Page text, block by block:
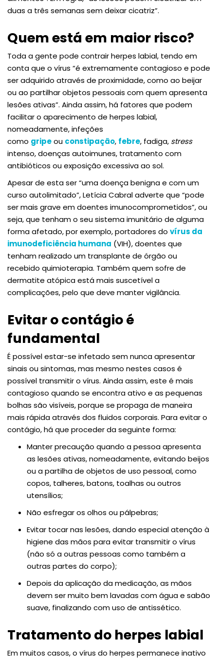
duas a três semanas sem deixar cicatriz”.
Quem está em maior risco?
Toda a gente pode contrair herpes labial, tendo em
conta que o vírus “é extremamente contagioso e pode
ser adquirido através de proximidade, como ao beijar
ou ao partilhar objetos pessoais com quem apresenta
lesões ativas”. Ainda assim, há fatores que podem
facilitar o aparecimento de herpes labial,
nomeadamente, infeções
como gripeou constipação, febre, fadiga, stress
intenso, doenças autoimunes, tratamento com
antibióticos ou exposição excessiva ao sol.
Apesar de esta ser “uma doença benigna e com um
curso autolimitado”, Letícia Cabral adverte que “pode
ser mais grave em doentes imunocomprometidos”, ou
seja, que tenham o seu sistema imunitário de alguma
forma afetado, por exemplo, portadores do vírus da
imunodeficiência humana (VIH), doentes que
tenham realizado um transplante de órgão ou
recebido quimioterapia. Também quem sofre de
dermatite atópica está mais suscetível a
complicações, pelo que deve manter vigilância.
Evitar o contágio é
fundamental
É possível estar-se infetado sem nunca apresentar
sinais ou sintomas, mas mesmo nestes casos é
possível transmitir o vírus. Ainda assim, este é mais
contagioso quando se encontra ativo e as pequenas
bolhas são visíveis, porque se propaga de maneira
mais rápida através dos fluidos corporais. Para evitar o
contágio, há que proceder da seguinte forma:
Manter precaução quando a pessoa apresenta
as lesões ativas, nomeadamente, evitando beijos
ou a partilha de objetos de uso pessoal, como
copos, talheres, batons, toalhas ou outros
utensílios;
Não esfregar os olhos ou pálpebras;
Evitar tocar nas lesões, dando especial atenção à
higiene das mãos para evitar transmitir o vírus
(não só a outras pessoas como também a
outras partes do corpo);
Depois da aplicação da medicação, as mãos
devem ser muito bem lavadas com água e sabão
suave, finalizando com uso de antissético.
Tratamento do herpes labial
Em muitos casos, o vírus do herpes permanece inativo